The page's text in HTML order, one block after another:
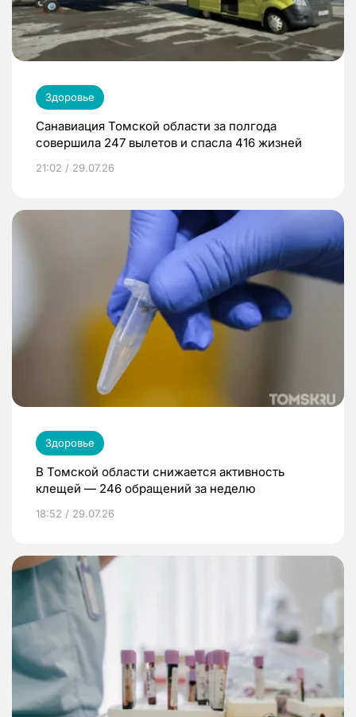
Здоровье
Санавиация Томской области за полгода
совершила 247 вылетов и спасла 416 жизней
21:02 / 29.07.26
Здоровье
В Томской области снижается активность
клещей — 246 обращений за неделю
18:52 / 29.07.26